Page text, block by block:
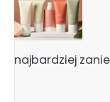
najbardziej